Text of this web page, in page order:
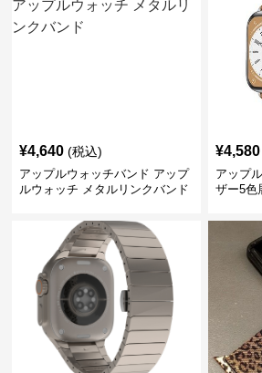
¥4,640 (税込)
アップルウォッチバンド アップ
ルウォッチ メタルリンクバンド
¥4,580
アップ
ザー5色